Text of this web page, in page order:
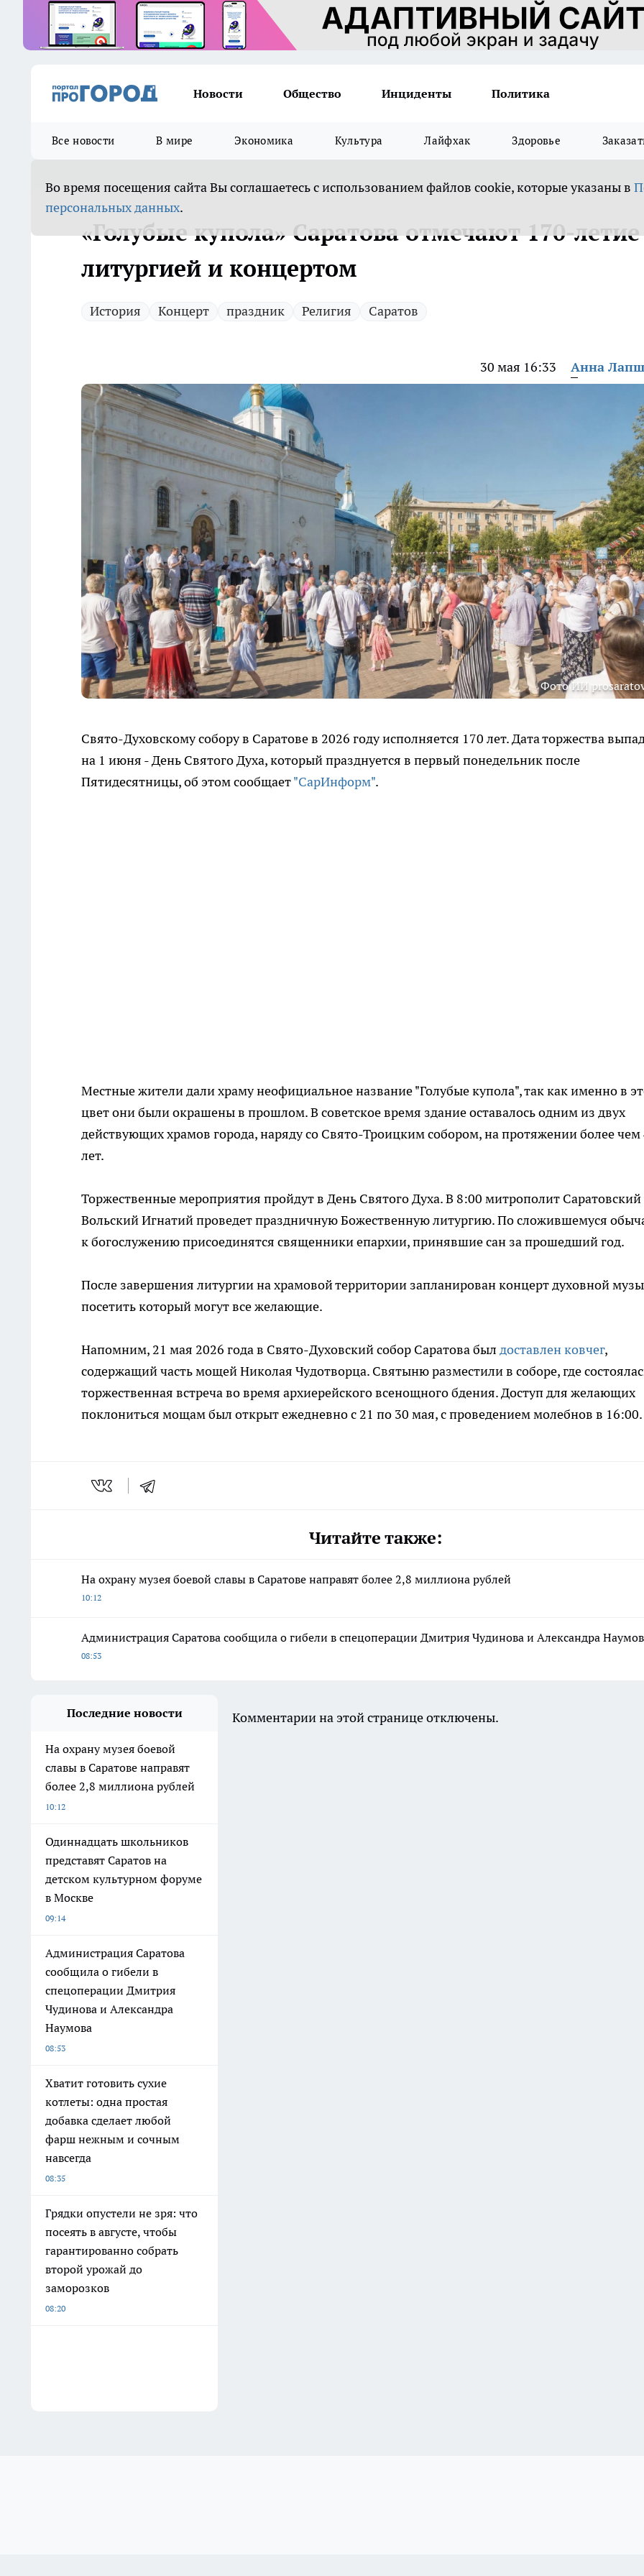
Новости Общество Инциденты Политика
Все новости В мире Экономика Культура Лайфхак Здоровье
Во время посещения сайта Вы соглашаетесь с использованием файлов cookie, которые указаны в
персональных данных.
«Голубые купола» Саратова отмечают 170-летие
литургией и концертом
История Концерт праздник Религия Саратов
30 мая 16:33 Анна
Фото ИИ
Свято-Духовскому собору в Саратове в 2026 году исполняется 170 лет. Дата торжества
на 1 июня - День Святого Духа, который празднуется в первый понедельник после
Пятидесятницы, об этом сообщает"СарИнформ".
Местные жители дали храму неофициальное название "Голубые купола", так как именно в
цвет они были окрашены в прошлом. В советское время здание оставалось одним из двух
действующих храмов города, наряду со Свято-Троицким собором, на протяжении более чем
лет.
Торжественные мероприятия пройдут в День Святого Духа. В 8:00 митрополит Саратовский
Вольский Игнатий проведет праздничную Божественную литургию. По сложившемуся
к богослужению присоединятся священники епархии, принявшие сан за прошедший год.
После завершения литургии на храмовой территории запланирован концерт духовной
посетить который могут все желающие.
Напомним, 21 мая 2026 года в Свято-Духовский собор Саратова был доставлен ковчег,
содержащий часть мощей Николая Чудотворца. Святыню разместили в соборе, где
торжественная встреча во время архиерейского всенощного бдения. Доступ для желающих
поклониться мощам был открыт ежедневно с 21 по 30 мая, с проведением молебнов в 16:00.
Читайте также:
На охрану музея боевой славы в Саратове направят более 2,8 миллиона рублей
10:12
Администрация Саратова сообщила о гибели в спецоперации Дмитрия Чудинова и Александра
08:53
Последние новости
На охрану музея боевой
славы в Саратове направят
более 2,8 миллиона рублей
10:12
Одиннадцать школьников
представят Саратов на
детском культурном форуме
в Москве
09:14
Администрация Саратова
сообщила о гибели в
спецоперации Дмитрия
Чудинова и Александра
Наумова
08:53
Хватит готовить сухие
котлеты: одна простая
добавка сделает любой
фарш нежным и сочным
навсегда
08:35
Грядки опустели не зря: что
посеять в августе, чтобы
гарантированно собрать
второй урожай до
заморозков
08:20
Комментарии на этой странице отключены.